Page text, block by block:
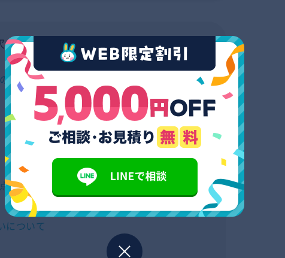
hide
元はこれ！
的に掃除したい場所
について